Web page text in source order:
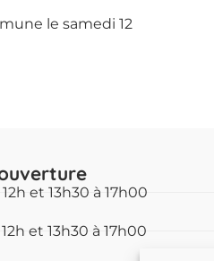
le samedi 12
et 13h30 à 17h00
et 13h30 à 17h00